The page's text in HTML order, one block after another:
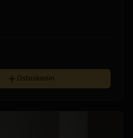
Ostoskoriin